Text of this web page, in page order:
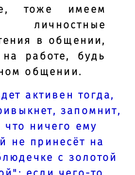
тоже имеем
в общении,
работе, будь
общении.
активен тогда,
запомнит,
что ничего ему
не принесёт на
с золотой